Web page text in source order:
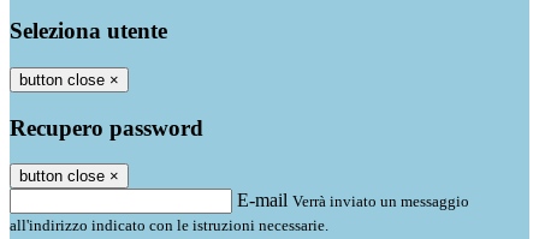
Seleziona utente
button close ×
Recupero password
button close ×
E-mail Verrà inviato un messaggio
all'indirizzo indicato con le istruzioni necessarie.